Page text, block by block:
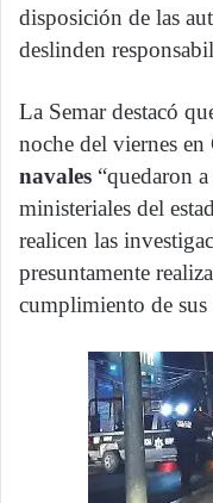
disposición de las
deslinden
La Semar destacó
noche del viernes en
navales “quedaron
ministeriales del
realicen las
presuntamente
cumplimiento de sus